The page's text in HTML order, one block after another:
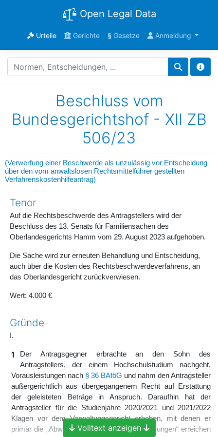
Open Legal Data
Urteile Gerichte §Gesetze Anmeldung
Beschluss vom
Bundesgerichtshof - XII ZB
506/23
(Verwerfung einer Beschwerde als unzulässig vor Entscheidung
über den vom anwaltslosen Rechtsmittelführer gestellten
Verfahrenskostenhilfeantrag)
Tenor
Auf die Rechtsbeschwerde des Antragstellers wird der
Beschluss des 13. Senats für Familiensachen des
Oberlandesgerichts Hamm vom 29. August 2023 aufgehoben.
Die Sache wird zur erneuten Behandlung und Entscheidung,
auch über die Kosten des Rechtsbeschwerdeverfahrens, an
das Oberlandesgericht zurückverwiesen.
Wert: 4.000 €
Gründe
I.
1
Der Antragsgegner erbrachte an den Sohn des
Antragstellers, der einem Hochschulstudium nachgeht,
Vorausleistungen nach § 36 BAföG und nahm den Antragsteller
außergerichtlich aus übergegangenem Recht auf Erstattung
der geleisteten Beträge in Anspruch. Daraufhin hat der
Antragsteller für die Studienjahre 2020/2021 und 2021/2022
Klagen vor dem Verwaltungsgericht erhoben, mit denen er
primär die „Abweisung aller Zahlungsfestsetzungen“ erreichen
Volltext anzeigen